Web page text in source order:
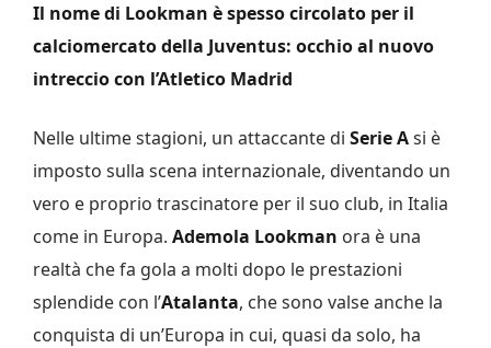
Il nome di Lookman è spesso circolato per il
calciomercato della Juventus: occhio al nuovo
intreccio con l’Atletico Madrid
Nelle ultime stagioni, un attaccante di Serie Asi è
imposto sulla scena internazionale, diventando un
vero e proprio trascinatore per il suo club, in Italia
come in Europa. Ademola Lookman ora è una
realtà che fa gola a molti dopo le prestazioni
splendide con l’Atalanta, che sono valse anche la
conquista di un’Europa in cui, quasi da solo, ha